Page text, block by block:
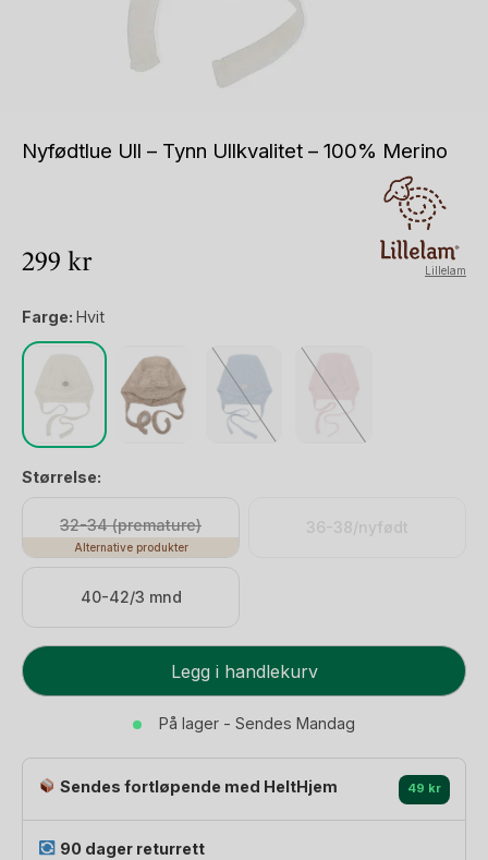
Nyfødtlue Ull – Tynn Ullkvalitet – 100% Merino
299 kr Lillelam
Farge: Hvit
Størrelse:
32-34 (premature)
Alternative produkter
36-38/nyfødt
40-42/3 mnd
Nyfødtlue
Ull
Ullkvalitet
100%
Merino
Legg i handlekurv
På lager - Sendes Mandag
Sendes fortløpende med HeltHjem 49 kr
90 dager returrett